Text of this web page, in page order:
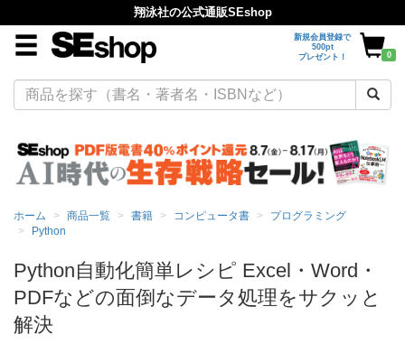
翔泳社の公式通販SEshop
新規会員登録で
500pt
プレゼント！
0
ホーム 商品一覧 書籍 コンピュータ書
プログラミング
Python
Python自動化簡単レシピ Excel・Word・
PDFなどの面倒なデータ処理をサクッと
解決